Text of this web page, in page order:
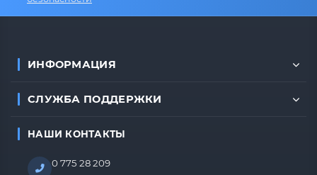
ИНФОРМАЦИЯ
СЛУЖБА ПОДДЕРЖКИ
НАШИ КОНТАКТЫ
0 775 28 209